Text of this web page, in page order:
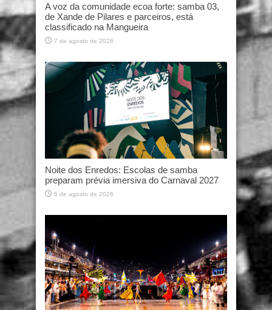
A voz da comunidade ecoa forte: samba 03,
de Xande de Pilares e parceiros, está
classificado na Mangueira
7 de agosto de 2026
Noite dos Enredos: Escolas de samba
preparam prévia imersiva do Carnaval 2027
6 de agosto de 2026